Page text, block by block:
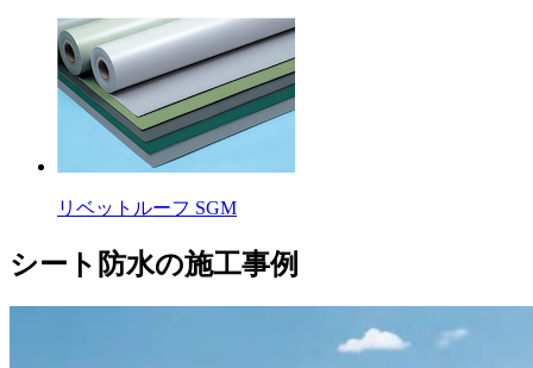
リベットルーフ SGM
シート防水の施工事例